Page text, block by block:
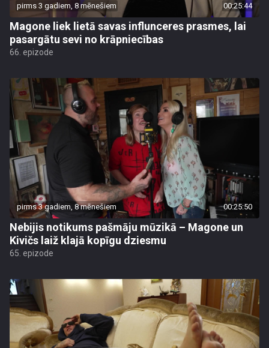
pirms 3 gadiem, 8 mēnešiem 00:25:44
Magone liek lietā savas influnceres prasmes, lai
pasargātu sevi no krāpniecības
66. epizode
pirms 3 gadiem, 8 mēnešiem 00:25:50
Nebijis notikums pašmāju mūzikā – Magone un
Kivičs laiž klajā kopīgu dziesmu
65. epizode